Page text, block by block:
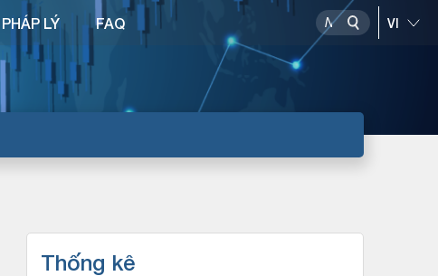
PHÁP LÝ FAQ
Thống kê